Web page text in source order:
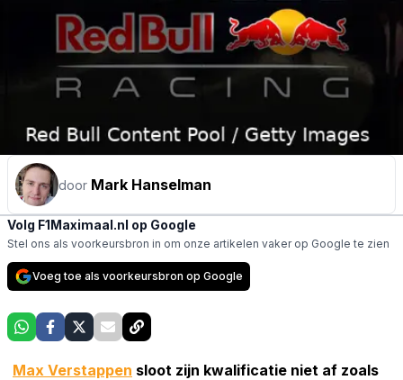
door Mark Hanselman
Volg F1Maximaal.nl op Google
Stel ons als voorkeursbron in om onze artikelen vaker op Google te zien
Voeg toe als voorkeursbron op Google
Max Verstappen sloot zijn kwalificatie niet af zoals